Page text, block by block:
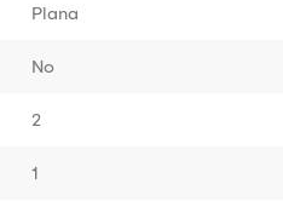
Plana
No
2
1